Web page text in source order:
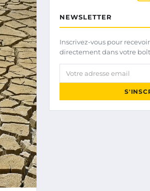
NEWSLETTER
Inscrivez-vous pour
directement dans votre
Votre adresse email